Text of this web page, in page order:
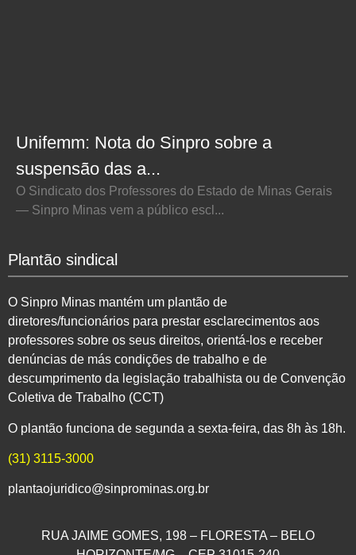
Unifemm: Nota do Sinpro sobre a
suspensão das a...
O Sindicato dos Professores do Estado de Minas Gerais
— Sinpro Minas vem a público escl...
Plantão sindical
O Sinpro Minas mantém um plantão de
diretores/funcionários para prestar esclarecimentos aos
professores sobre os seus direitos, orientá-los e receber
denúncias de más condições de trabalho e de
descumprimento da legislação trabalhista ou de Convenção
Coletiva de Trabalho (CCT)
O plantão funciona de segunda a sexta-feira, das 8h às 18h.
(31) 3115-3000
plantaojuridico@sinprominas.org.br
RUA JAIME GOMES, 198 – FLORESTA – BELO